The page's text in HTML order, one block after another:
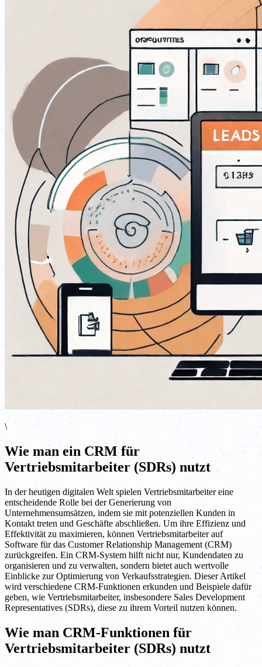
\
Wie man ein CRM für
Vertriebsmitarbeiter (SDRs) nutzt
In der heutigen digitalen Welt spielen Vertriebsmitarbeiter eine
entscheidende Rolle bei der Generierung von
Unternehmensumsätzen, indem sie mit potenziellen Kunden in
Kontakt treten und Geschäfte abschließen. Um ihre Effizienz und
Effektivität zu maximieren, können Vertriebsmitarbeiter auf
Software für das Customer Relationship Management (CRM)
zurückgreifen. Ein CRM-System hilft nicht nur, Kundendaten zu
organisieren und zu verwalten, sondern bietet auch wertvolle
Einblicke zur Optimierung von Verkaufsstrategien. Dieser Artikel
wird verschiedene CRM-Funktionen erkunden und Beispiele dafür
geben, wie Vertriebsmitarbeiter, insbesondere Sales Development
Representatives (SDRs), diese zu ihrem Vorteil nutzen können.
Wie man CRM-Funktionen für
Vertriebsmitarbeiter (SDRs) nutzt